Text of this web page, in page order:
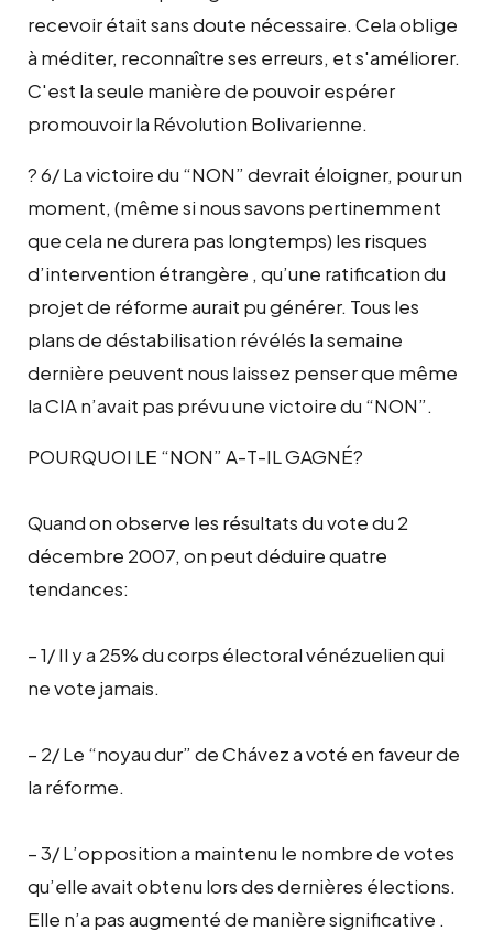
recevoir était sans doute nécessaire. Cela oblige
à méditer, reconnaître ses erreurs, et s'améliorer.
C'est la seule manière de pouvoir espérer
promouvoir la Révolution Bolivarienne.
? 6/ La victoire du “NON” devrait éloigner, pour un
moment, (même si nous savons pertinemment
que cela ne durera pas longtemps) les risques
d’intervention étrangère , qu’une ratification du
projet de réforme aurait pu générer. Tous les
plans de déstabilisation révélés la semaine
dernière peuvent nous laissez penser que même
la CIA n’avait pas prévu une victoire du “NON”.
POURQUOI LE “NON” A-T-IL GAGNÉ?
Quand on observe les résultats du vote du 2
décembre 2007, on peut déduire quatre
tendances:
– 1/ Il y a 25% du corps électoral vénézuelien qui
ne vote jamais.
– 2/ Le “noyau dur” de Chávez a voté en faveur de
la réforme.
– 3/ L’opposition a maintenu le nombre de votes
qu’elle avait obtenu lors des dernières élections.
Elle n’a pas augmenté de manière significative .